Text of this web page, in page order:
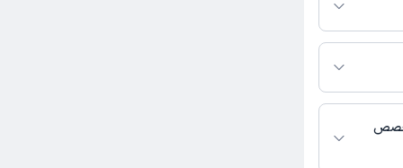
باشند،
بودن پروفایل
پزشکی و